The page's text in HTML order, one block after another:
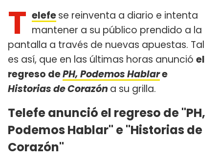
T elefese reinventa a diario e intenta
mantener a su público prendido a la
pantalla a través de nuevas apuestas. Tal
es así, que en las últimas horas anunció el
regreso dePH, Podemos Hablare
Historias de Corazón a su grilla.
Telefe anunció el regreso de "PH,
Podemos Hablar" e "Historias de
Corazón"